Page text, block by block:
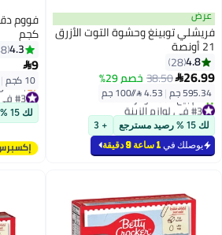
عرض
فريشلي توبينغ وحشوة التوت الأزرق
21 أونصة
4.8
28
26.99
38.50خصم 29%
595.34 جم |
#3 في لوازم الزينة
أقل سعر في 7 يوم
تم بيع +30 مؤخرًا
#3 في لوازم الزينة
لك 15 % رصيد مسترجع + 3
يوصلك في 1 ساعة 9 دقيقة
كجم
4.3
9
10 كجم |
#3 في طحين لأغراض أخرى
لك 15 % رصيد مسترجع